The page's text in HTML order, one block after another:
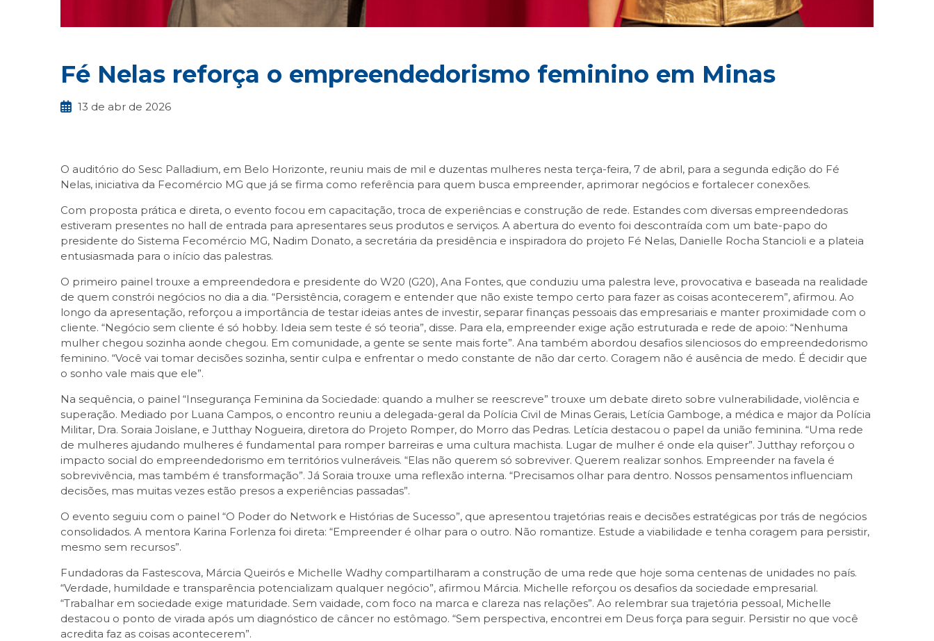
Fé Nelas reforça o empreendedorismo feminino em Minas
13 de abr de 2026
O auditório do Sesc Palladium, em Belo Horizonte, reuniu mais de mil e duzentas mulheres nesta terça-feira, 7 de abril, para a segunda edição do Fé
Nelas, iniciativa da Fecomércio MG que já se firma como referência para quem busca empreender, aprimorar negócios e fortalecer conexões.
Com proposta prática e direta, o evento focou em capacitação, troca de experiências e construção de rede. Estandes com diversas empreendedoras
estiveram presentes no hall de entrada para apresentares seus produtos e serviços. A abertura do evento foi descontraída com um bate-papo do
presidente do Sistema Fecomércio MG, Nadim Donato, a secretária da presidência e inspiradora do projeto Fé Nelas, Danielle Rocha Stancioli e a plateia
entusiasmada para o início das palestras.
O primeiro painel trouxe a empreendedora e presidente do W20 (G20), Ana Fontes, que conduziu uma palestra leve, provocativa e baseada na realidade
de quem constrói negócios no dia a dia. “Persistência, coragem e entender que não existe tempo certo para fazer as coisas acontecerem”, afirmou. Ao
longo da apresentação, reforçou a importância de testar ideias antes de investir, separar finanças pessoais das empresariais e manter proximidade com o
cliente. “Negócio sem cliente é só hobby. Ideia sem teste é só teoria”, disse. Para ela, empreender exige ação estruturada e rede de apoio: “Nenhuma
mulher chegou sozinha aonde chegou. Em comunidade, a gente se sente mais forte”. Ana também abordou desafios silenciosos do empreendedorismo
feminino. “Você vai tomar decisões sozinha, sentir culpa e enfrentar o medo constante de não dar certo. Coragem não é ausência de medo. É decidir que
o sonho vale mais que ele”.
Na sequência, o painel “Insegurança Feminina da Sociedade: quando a mulher se reescreve” trouxe um debate direto sobre vulnerabilidade, violência e
superação. Mediado por Luana Campos, o encontro reuniu a delegada-geral da Polícia Civil de Minas Gerais, Letícia Gamboge, a médica e major da Polícia
Militar, Dra. Soraia Joislane, e Jutthay Nogueira, diretora do Projeto Romper, do Morro das Pedras. Letícia destacou o papel da união feminina. “Uma rede
de mulheres ajudando mulheres é fundamental para romper barreiras e uma cultura machista. Lugar de mulher é onde ela quiser”. Jutthay reforçou o
impacto social do empreendedorismo em territórios vulneráveis. “Elas não querem só sobreviver. Querem realizar sonhos. Empreender na favela é
sobrevivência, mas também é transformação”. Já Soraia trouxe uma reflexão interna. “Precisamos olhar para dentro. Nossos pensamentos influenciam
decisões, mas muitas vezes estão presos a experiências passadas”.
O evento seguiu com o painel “O Poder do Network e Histórias de Sucesso”, que apresentou trajetórias reais e decisões estratégicas por trás de negócios
consolidados. A mentora Karina Forlenza foi direta: “Empreender é olhar para o outro. Não romantize. Estude a viabilidade e tenha coragem para persistir,
mesmo sem recursos”.
Fundadoras da Fastescova, Márcia Queirós e Michelle Wadhy compartilharam a construção de uma rede que hoje soma centenas de unidades no país.
“Verdade, humildade e transparência potencializam qualquer negócio”, afirmou Márcia. Michelle reforçou os desafios da sociedade empresarial.
“Trabalhar em sociedade exige maturidade. Sem vaidade, com foco na marca e clareza nas relações”. Ao relembrar sua trajetória pessoal, Michelle
destacou o ponto de virada após um diagnóstico de câncer no estômago. “Sem perspectiva, encontrei em Deus força para seguir. Persistir no que você
acredita faz as coisas acontecerem”.